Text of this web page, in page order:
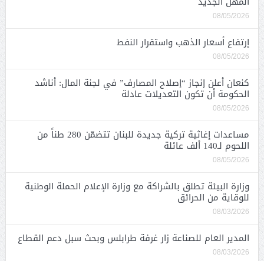
08/05/2026
إرتفاع أسعار الذهب واستقرار النفط
08/05/2026
كنعان أعلن إنجاز “إصلاح المصارف” في لجنة المال: أناشد
الحكومة أن تكون التعديلات عادلة
08/05/2026
مساعدات إغاثية تركية جديدة للبنان تتضمّن 280 طناً من
اللحوم لـ140 ألف عائلة
08/05/2026
وزارة البيئة تطلق بالشراكة مع وزارة الإعلام الحملة الوطنية
للوقاية من الحرائق
08/03/2026
المدير العام للصناعة زار غرفة طرابلس وبحث سبل دعم القطاع
08/03/2026